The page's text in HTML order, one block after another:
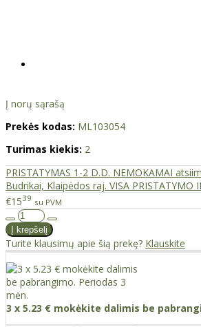
Į norų sąrašą
Prekės kodas: ML103054
Turimas kiekis: 2
PRISTATYMAS 1-2 D.D. NEMOKAMAI
Budrikai, Klaipėdos raj. VISA PRISTATYMO
€1539 su PVM
Turite klausimų apie šią prekę? Klauskite
3 x 5.23 € mokėkite dalimis be